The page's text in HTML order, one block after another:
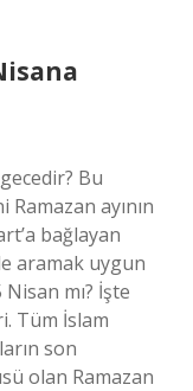
Bu
Ramazan ayının
bağlayan
aramak uygun
mı? İşte
Tüm İslam
son
olan Ramazan